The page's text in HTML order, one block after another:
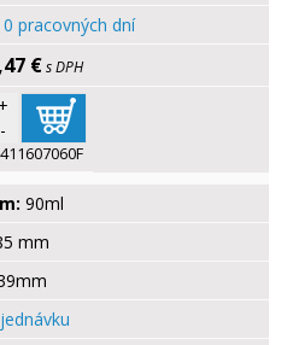
pracovných dní
€s DPH
+
-
90ml
mm